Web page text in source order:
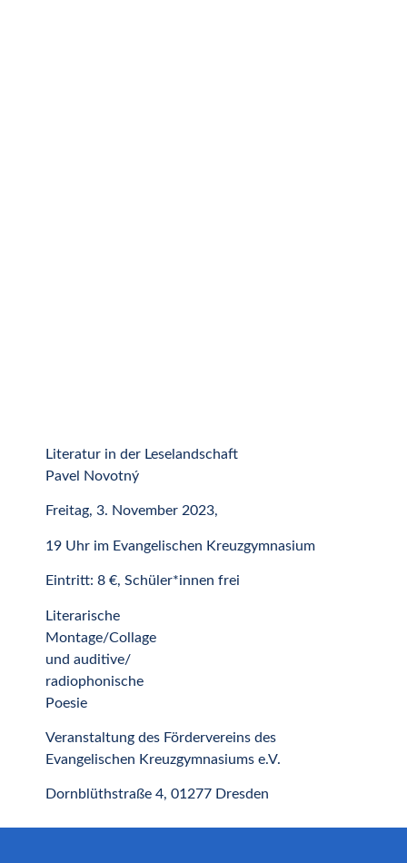
Literatur in der Leselandschaft
Pavel Novotný
Freitag, 3. November 2023,
19 Uhr im Evangelischen Kreuzgymnasium
Eintritt: 8 €, Schüler*innen frei
Literarische
Montage/Collage
und auditive/
radiophonische
Poesie
Veranstaltung des Fördervereins des
Evangelischen Kreuzgymnasiums e.V.
Dornblüthstraße 4, 01277 Dresden